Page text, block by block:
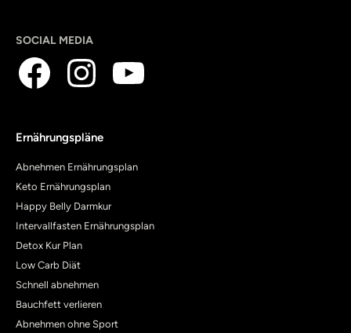
SOCIAL MEDIA
Ernährungspläne
Abnehmen Ernährungsplan
Keto Ernährungsplan
Happy Belly Darmkur
Intervallfasten Ernährungsplan
Detox Kur Plan
Low Carb Diät
Schnell abnehmen
Bauchfett verlieren
Abnehmen ohne Sport